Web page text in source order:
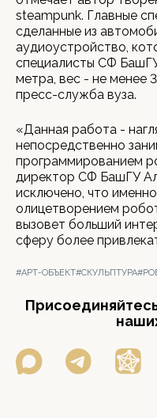
steampunk. Главные
сделанные из
аудиоустройство,
специалисты СФ
метра, вес - не менее
пресс-служба вуза.
«Данная работа -
непосредственно
программированием
директор СФ БашГУ
исключено, что
олицетворением
вызовет больший
сферу более
#АРТ-ОБЪЕКТ#СКУЛЬПТУРА